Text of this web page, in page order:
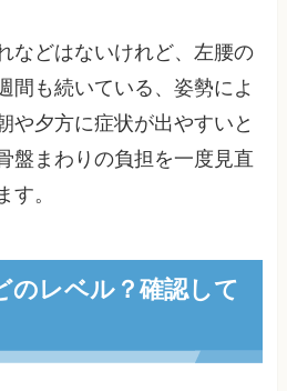
などはないけれど、左腰の
間も続いている、姿勢によ
や夕方に症状が出やすいと
盤まわりの負担を一度見直
す。
のレベル？確認して